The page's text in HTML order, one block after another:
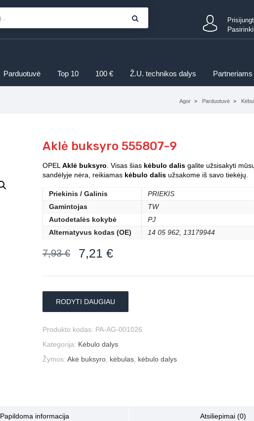
Parduotuvė Top 10 100 € Ž.U. technikos dalys Partneriams
Agor Parduotuvė
Aklė buksyro 555807-9
OPEL Aklė buksyro . Visas šias kėbulo dalis galite užsisakyti
sandėlyje nėra, reikiamas kėbulo dalis užsakome iš savo tiekėjų.
Priekinis / Galinis
PRIEKIS
Gamintojas
TW
Autodetalės kokybė
PJ
Alternatyvus kodas (OE)
14 05 962, 13179944
7,93€ 7,21 €
RODYTI DAUGIAU
Produkto kodas: PA-AG-001026
Kategorija: Kėbulo dalys
Žymos: Akė buksyro kėbulas kėbulo dalys
Papildoma informacija Atsiliepimai (0)